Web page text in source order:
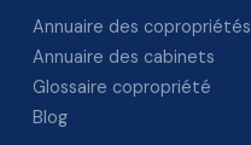
Annuaire des copropriétés
Annuaire des cabinets
Glossaire copropriété
Blog